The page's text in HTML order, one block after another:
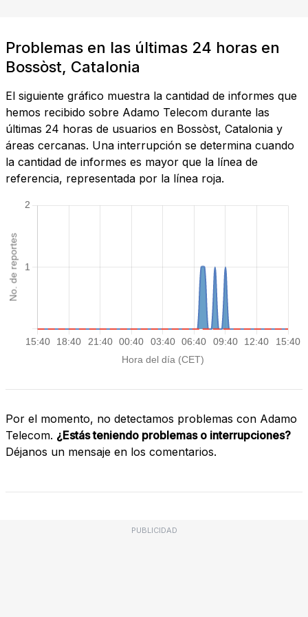
Problemas en las últimas 24 horas en
Bossòst, Catalonia
El siguiente gráfico muestra la cantidad de informes que
hemos recibido sobre Adamo Telecom durante las
últimas 24 horas de usuarios en Bossòst, Catalonia y
áreas cercanas. Una interrupción se determina cuando
la cantidad de informes es mayor que la línea de
referencia, representada por la línea roja.
Por el momento, no detectamos problemas con Adamo
Telecom. ¿Estás teniendo problemas o interrupciones?
Déjanos un mensaje en los comentarios.
PUBLICIDAD